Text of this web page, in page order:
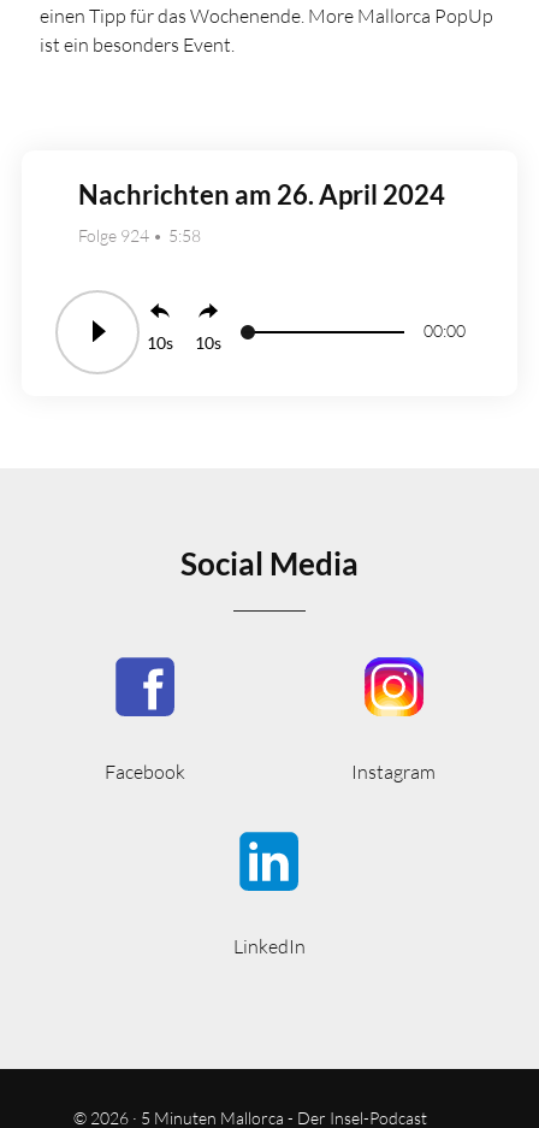
einen Tipp für das Wochenende. More Mallorca PopUp
ist ein besonders Event.
Nachrichten am 26. April 2024
Folge 924 5:58
10 10
00:00
Social Media
Facebook Instagram
LinkedIn
© 2026 · 5 Minuten Mallorca - Der Insel-Podcast